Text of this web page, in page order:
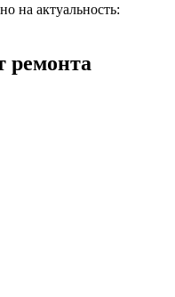
на актуальность:
ремонта